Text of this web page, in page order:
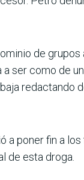
de
ser como de
a poner fin a
de esta droga.